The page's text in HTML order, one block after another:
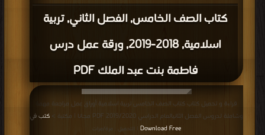
كتاب الصف الخامس, الفصل الثاني, تربية
اسلامية, 2018-2019, ورقة عمل درس
فاطمة بنت عبد الملك PDF
قراءة و تحميل كتاب كتاب الصف الخامس تربية اسلامية أوراق عمل مراجعة مهمة
وشاملة لدروس الفصل الثانيالعام الدراسي 2019/2020 PDF مجانا | مكتبة >
كتب في
Download Free
| التحميل : مرة/مرات